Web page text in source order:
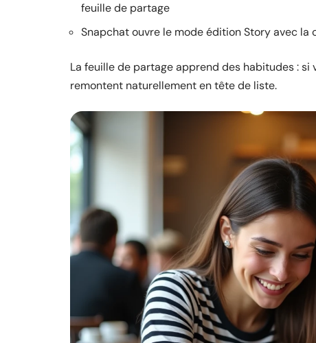
feuille de partage
Snapchat ouvre le mode édition Story avec
La feuille de partage apprend des habitudes :
remontent naturellement en tête de liste.